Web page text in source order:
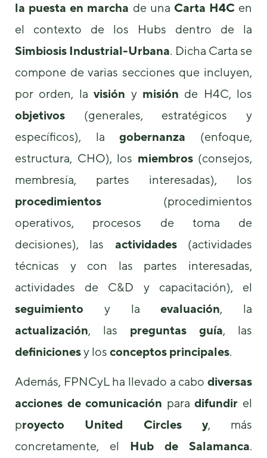
la puesta en marcha de una Carta H4C en
el contexto de los Hubs dentro de la
Simbiosis Industrial-Urbana . Dicha Carta se
compone de varias secciones que incluyen,
por orden, lavisión y misión de H4C, los
objetivos (generales, estratégicos y
específicos), lagobernanza (enfoque,
estructura, CHO), los miembros(consejos,
membresía, partes interesadas), los
procedimientos (procedimientos
operativos, procesos de toma de
decisiones), las actividades (actividades
técnicas y con las partes interesadas,
actividades de C&D y capacitación), el
seguimiento y laevaluación , la
actualización , las preguntas guía , las
definicionesy los conceptos principales
Además, FPNCyL ha llevado a cabo diversas
acciones de comunicación paradifundir el
proyecto United Circles y, más
concretamente, el Hub de Salamanca.